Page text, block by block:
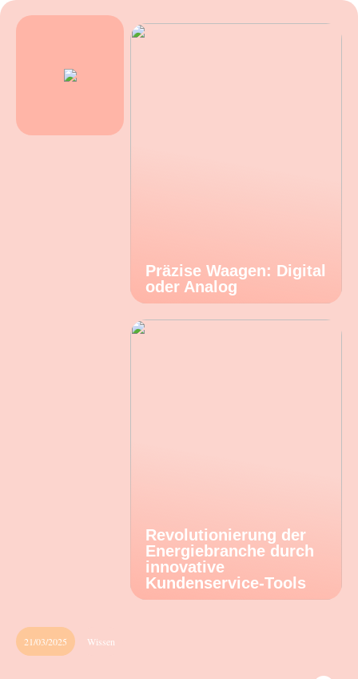
Präzise Waagen: Digital
oder Analog
Revolutionierung der
Energiebranche durch
innovative
Kundenservice-Tools
21/03/2025 Wissen